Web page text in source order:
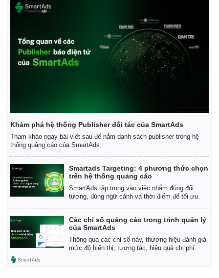
Pháp luật
Vụ án
Tin nóng
Quân sự - Quốc phòng
Vũ khí
Việt Nam
Phân tích
Khám phá hệ thống Publisher đối tác của SmartAds
Tham khảo ngay bài viết sau để nắm danh sách publisher trong hệ
thống quảng cáo của SmartAds.
Smartads Targeting: 4 phương thức chọn
trên hệ thống quảng cáo
SmartAds tập trung vào việc nhắm đúng đối
tượng, đúng ngữ cảnh và thời điểm để tối ưu.
Các chỉ số quảng cáo trong trình quản lý
của SmartAds
Thông qua các chỉ số này, thương hiệu đánh giá
mức độ hiển thị, tương tác, hiệu quả chi phí.